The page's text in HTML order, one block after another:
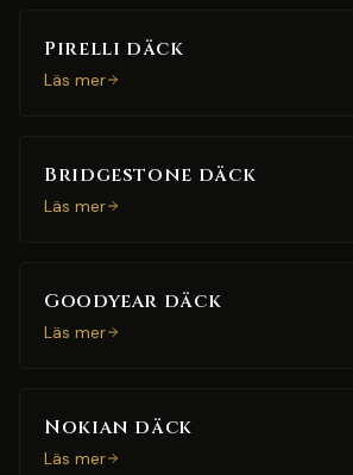
Pirelli däck
Läs mer
Bridgestone däck
Läs mer
Goodyear däck
Läs mer
Nokian däck
Läs mer